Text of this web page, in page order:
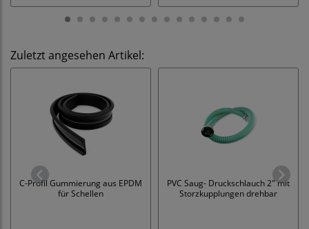
Zuletzt angesehen Artikel:
C-Profil Gummierung aus EPDM
für Schellen
PVC Saug- Druckschlauch 2" mit
Storzkupplungen drehbar